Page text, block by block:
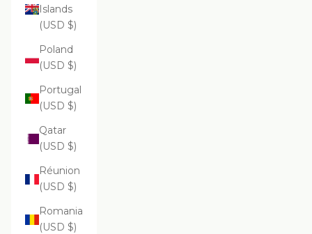
Islands
(USD $)
Poland
(USD $)
Portugal
(USD $)
Qatar
(USD $)
Réunion
(USD $)
Romania
(USD $)